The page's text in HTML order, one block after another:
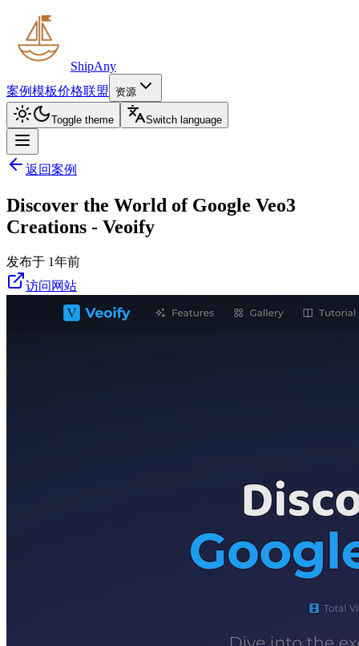
ShipAny
案例模板价格联盟 资源
Toggle theme Switch language
返回案例
Discover the World of Google Veo3
Creations - Veoify
发布于 1年前
访问网站